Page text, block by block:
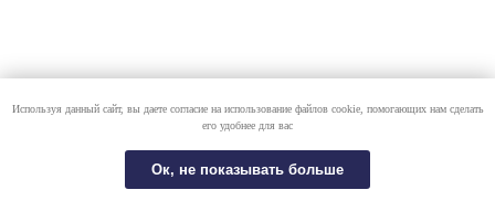
Используя данный сайт, вы даете согласие на использование файлов cookie, помогающих нам сделать
его удобнее для вас
Ок, не показывать больше